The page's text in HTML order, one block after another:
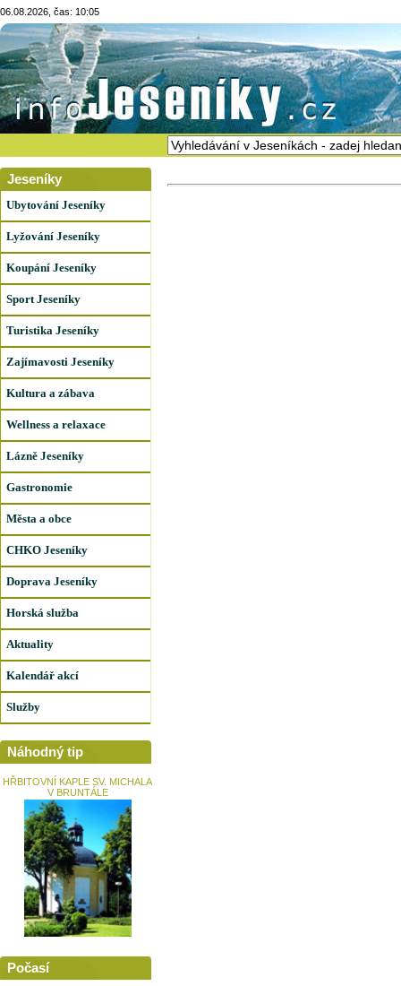
06.08.2026, čas: 10:05
Jeseníky
Ubytování Jeseníky
Lyžování Jeseníky
Koupání Jeseníky
Sport Jeseníky
Turistika Jeseníky
Zajímavosti Jeseníky
Kultura a zábava
Wellness a relaxace
Lázně Jeseníky
Gastronomie
Města a obce
CHKO Jeseníky
Doprava Jeseníky
Horská služba
Aktuality
Kalendář akcí
Služby
Náhodný tip
HŘBITOVNÍ KAPLE SV. MICHALA
V BRUNTÁLE
Počasí